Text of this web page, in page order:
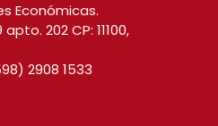
Económicas.
202 CP: 11100,
2908 1533